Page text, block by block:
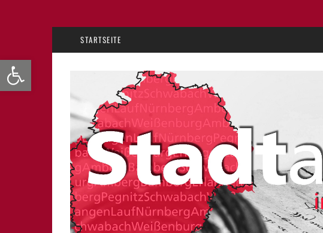
Werkzeugleiste öffnen
STARTSEITE